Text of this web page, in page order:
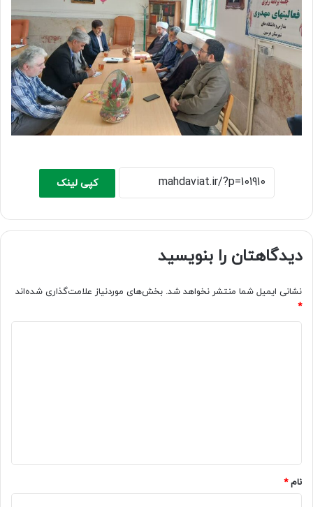
کپی لینک
دیدگاهتان را بنویسید
نشانی ایمیل شما منتشر نخواهد شد. بخش‌های موردنیاز علامت‌گذاری شده‌اند
*
نام*